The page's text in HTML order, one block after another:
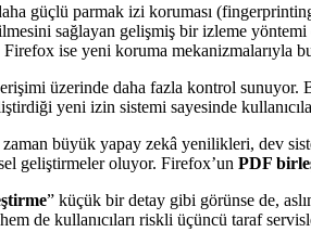
güçlü parmak izi koruması
sağlayan gelişmiş bir izleme
ise yeni koruma mekanizmalarıyla
üzerinde daha fazla kontrol sunuyor.
yeni izin sistemi sayesinde
büyük yapay zekâ yenilikleri, dev
geliştirmeler oluyor. Firefox’un PDF
” küçük bir detay gibi görünse de,
de kullanıcıları riskli üçüncü taraf